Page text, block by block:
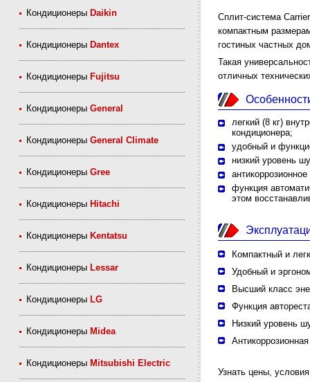
Кондиционеры Daikin
Кондиционеры Dantex
Кондиционеры Fujitsu
КондиционерыGeneral
КондиционерыGeneral Climate
КондиционерыGree
Кондиционеры Hitachi
Кондиционеры Kentatsu
Кондиционеры Lessar
Кондиционеры LG
Кондиционеры Midea
Кондиционеры Mitsubishi Electric
Сплит-система
компактным
гостиных частных
Такая
отличных
легкий (8 кг)
кондиционера;
удобный и
низкий уровень
функция
этом
Компактный и
Удобный и
Высший класс
Функция
Низкий уровень
Узнать цены,